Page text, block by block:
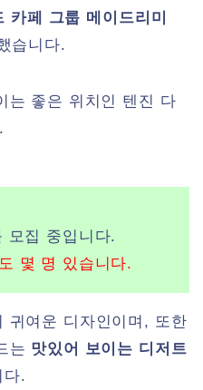
카페 그룹 메이드리미
습니다.
는 좋은 위치인 텐진 다
모집 중입니다.
몇 명 있습니다.
귀여운 디자인이며, 또한
는 맛있어 보이는 디저트
다.